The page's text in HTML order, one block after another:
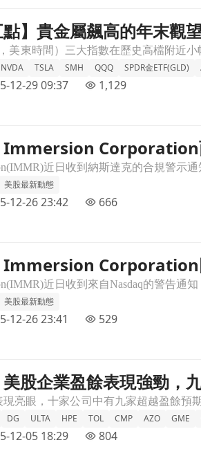
文章頁
點】貴金屬飆高的年末觀
NVDA TSLA SMH QQQ SPDR金ETF(GLD)
12-29 09:37 1,129
合規挑戰，需提交計劃文章頁
Immersion
美股最新動態
12-26 23:42 666
報告收到Nasdaq警告通知文章頁
Immersion
美股最新動態
12-26 23:41 529
越預期文章頁
美股企業盈餘表現強勁，
DG ULTA HPE TOL CMP AZO GME
12-05 18:29 804